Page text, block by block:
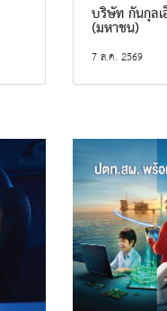
บริษัท กันกุลเ
(มหาชน)
7 ส.ค. 2569